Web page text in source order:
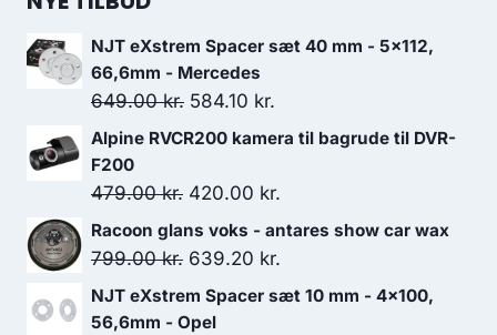
NJT eXstrem Spacer sæt 40 mm - 5x112,
66,6mm - Mercedes
649.00kr. Den
oprindelige
var:
649.00 kr..
584.10 kr.
aktuelle
er:
584.10 kr..
Alpine RVCR200 kamera til bagrude til DVR-
F200
479.00kr. Den
oprindelige
pris
479.00 kr..
420.00 kr.
aktuelle
Racoon glans voks - antares show car wax
799.00kr. Den
oprindelige
pris
639.20 kr.
aktuelle
NJT eXstrem Spacer sæt 10 mm - 4x100,
56,6mm - Opel